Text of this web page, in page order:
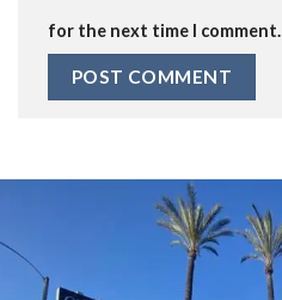
for the next time I comment.